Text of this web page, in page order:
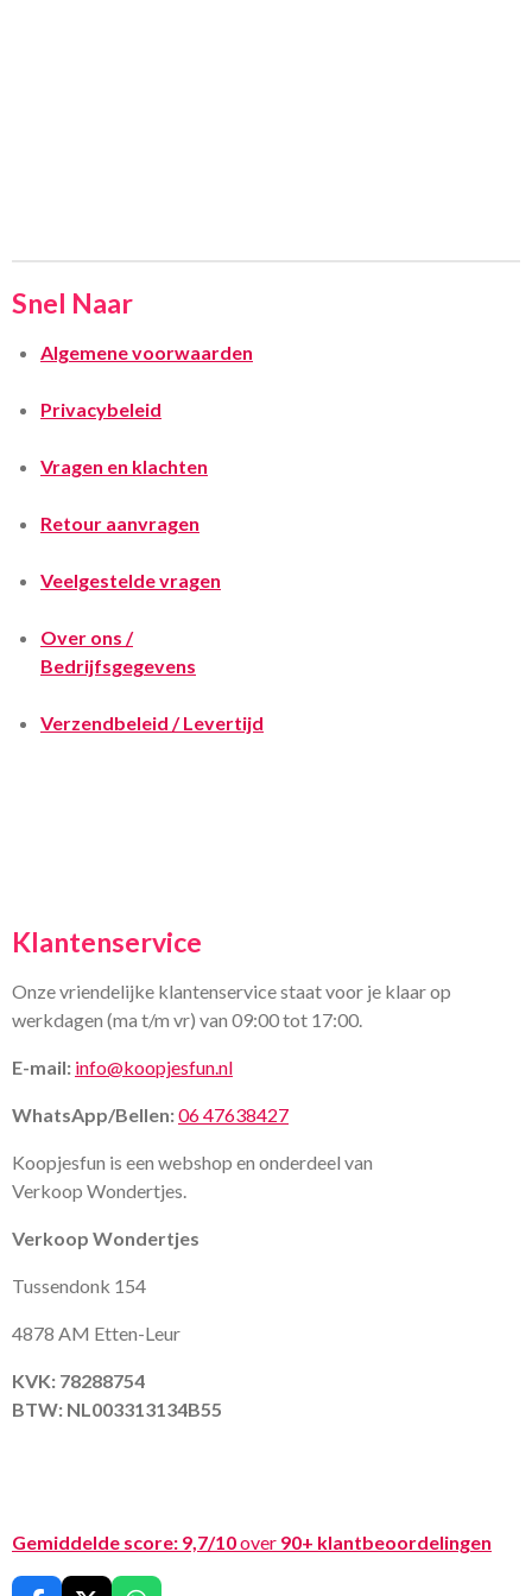
Snel Naar
Algemene voorwaarden
Privacybeleid
Vragen en klachten
Retour aanvragen
Veelgestelde vragen
Over ons /
Bedrijfsgegevens
Verzendbeleid / Levertijd
Klantenservice
Onze vriendelijke klantenservice staat voor je klaar op
werkdagen (ma t/m vr) van 09:00 tot 17:00.
E-mail: info@koopjesfun.nl
WhatsApp/Bellen:06 47638427
Koopjesfun is een webshop en onderdeel van
Verkoop Wondertjes.
Verkoop Wondertjes
Tussendonk 154
4878 AM Etten-Leur
KVK: 78288754
BTW: NL003313134B55
Gemiddelde score: 9,7/10over 90+ klantbeoordelingen